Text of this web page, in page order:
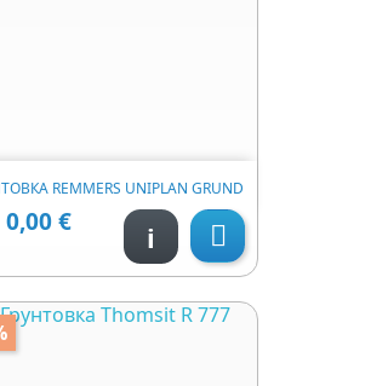
REMMERS UNIPLAN GRUND
Ціна
0,00 € 
i
 Швидкий перегляд